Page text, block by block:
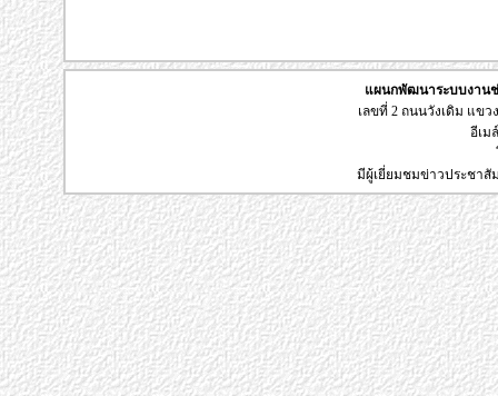
แผนกพัฒนาระบบงานช่
เลขที่ 2 ถนนวังเดิม แขว
อีเม
มีผู้เยี่ยมชมข่าวประชา